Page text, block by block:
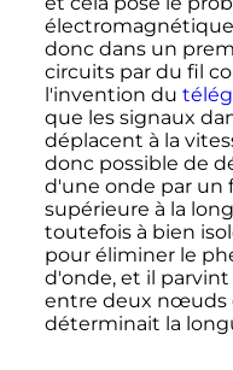
donc dans un
circuits par du fil
l'invention du
que les signaux
déplacent à la
donc possible de
d'une onde par un
supérieure à la
toutefois à bien
pour éliminer le
d'onde, et il parvint
entre deux nœuds
déterminait la